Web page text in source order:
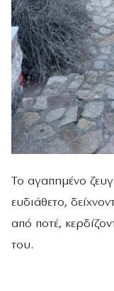
Το αγαπημένο
ευδιάθετο,
από ποτέ,
του.